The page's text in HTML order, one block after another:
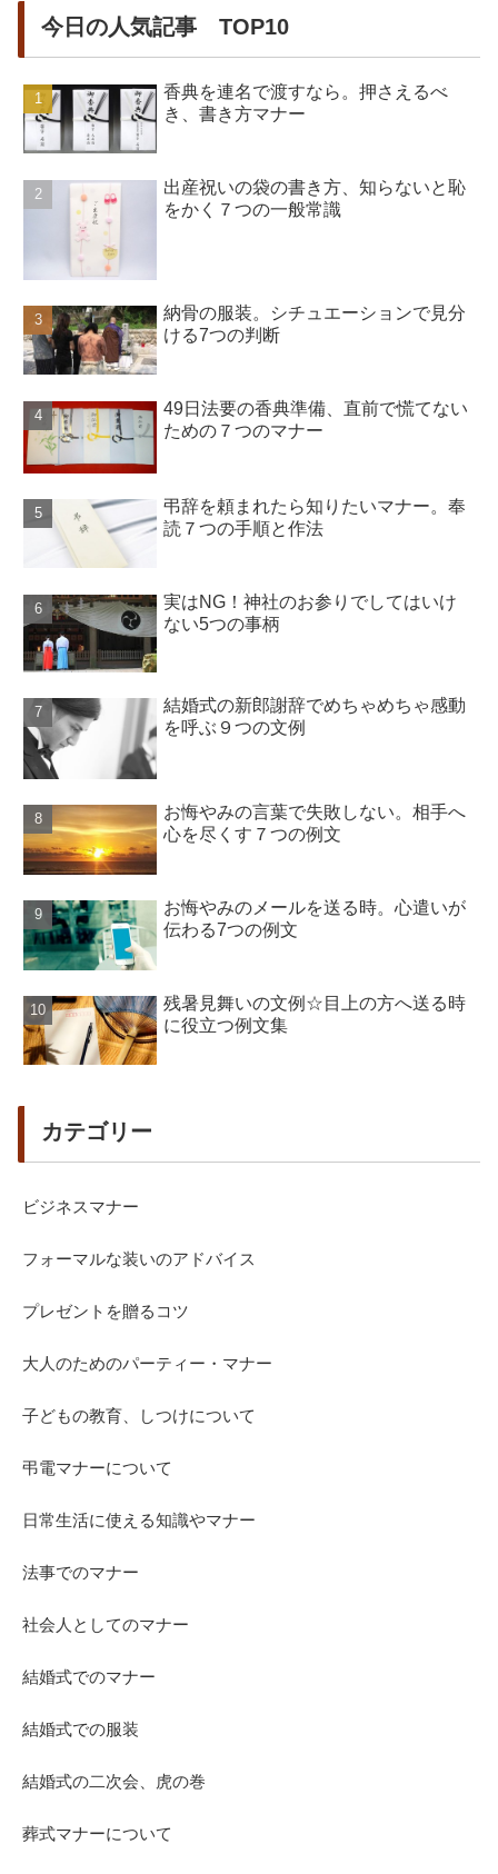
今日の人気記事 TOP10
香典を連名で渡すなら。押さえるべ
き、書き方マナー
出産祝いの袋の書き方、知らないと恥
をかく７つの一般常識
納骨の服装。シチュエーションで見分
ける7つの判断
49日法要の香典準備、直前で慌てない
ための７つのマナー
弔辞を頼まれたら知りたいマナー。奉
読７つの手順と作法
実はNG！神社のお参りでしてはいけ
ない5つの事柄
結婚式の新郎謝辞でめちゃめちゃ感動
を呼ぶ９つの文例
お悔やみの言葉で失敗しない。相手へ
心を尽くす７つの例文
お悔やみのメールを送る時。心遣いが
伝わる7つの例文
残暑見舞いの文例☆目上の方へ送る時
に役立つ例文集
カテゴリー
ビジネスマナー
フォーマルな装いのアドバイス
プレゼントを贈るコツ
大人のためのパーティー・マナー
子どもの教育、しつけについて
弔電マナーについて
日常生活に使える知識やマナー
法事でのマナー
社会人としてのマナー
結婚式でのマナー
結婚式での服装
結婚式の二次会、虎の巻
葬式マナーについて